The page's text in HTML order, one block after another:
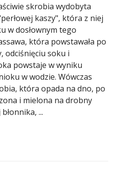
skrobia wydobyta
kaszy", która z niej
w dosłownym tego
która powstawała po
odciśnięciu soku i
powstaje w wyniku
w wodzie. Wówczas
która opada na dno, po
i mielona na drobny
...